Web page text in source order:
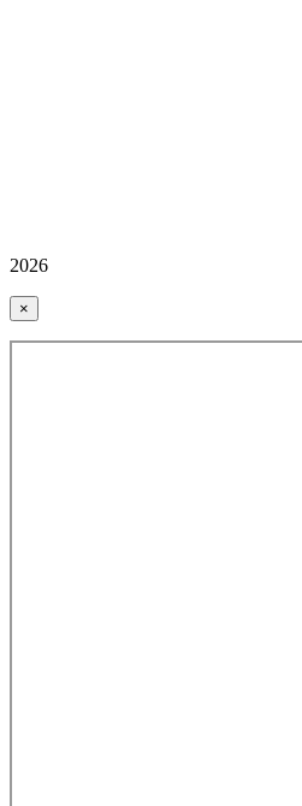
2026
×